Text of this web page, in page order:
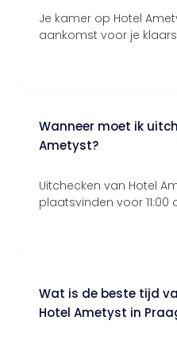
Je kamer op Hotel
aankomst voor je
Wanneer moet ik
Ametyst?
Uitchecken van Hotel
plaatsvinden voor
Wat is de beste tijd
Hotel Ametyst in